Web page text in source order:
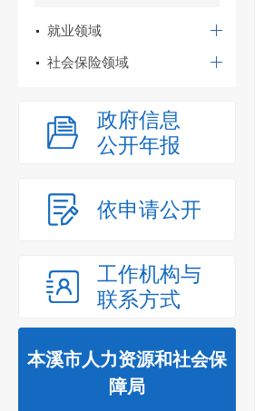
就业领域
社会保险领域
政府信息
公开年报
依申请公开
工作机构与
联系方式
本溪市人力资源和社会保
障局